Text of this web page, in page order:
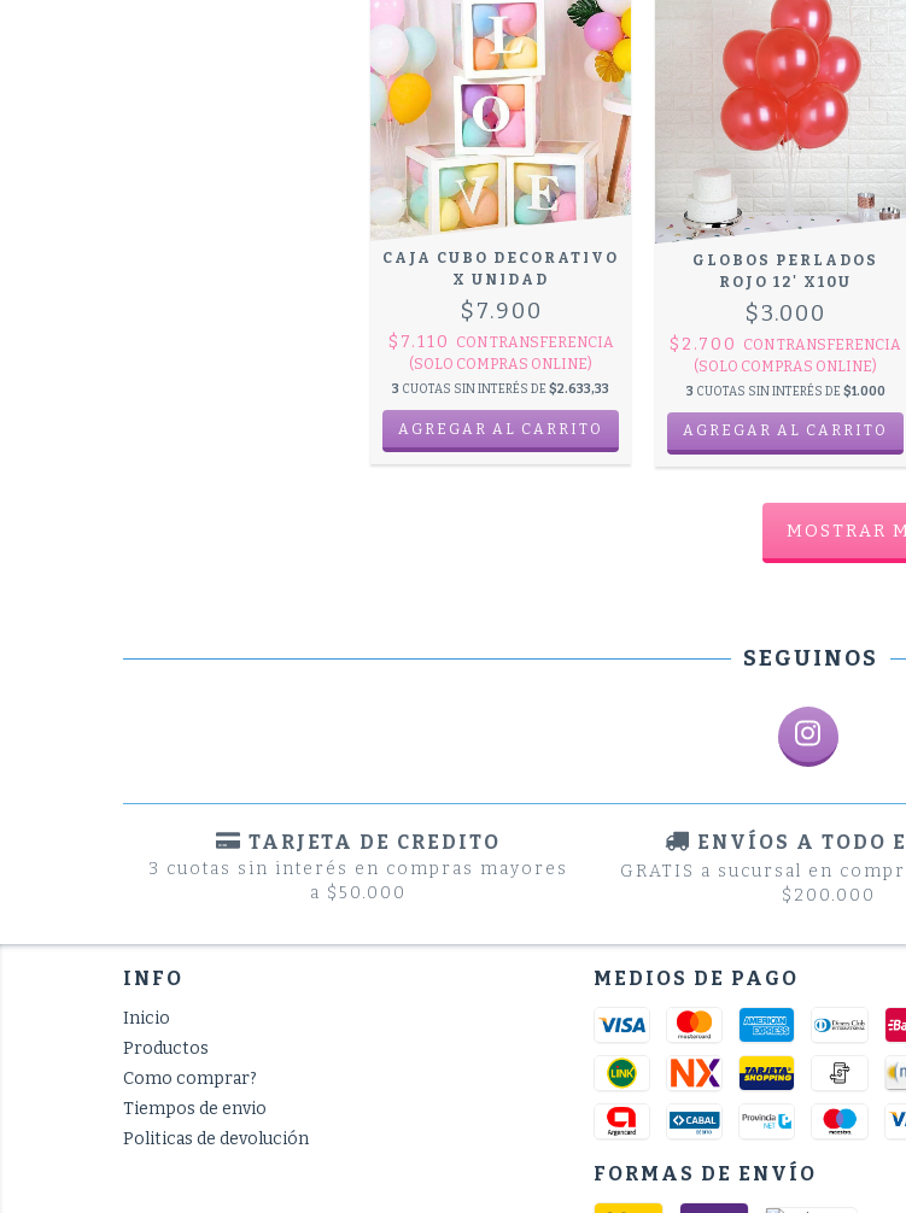
CAJA CUBO DECORATIVO
X UNIDAD
$7.900
$7.110 CONTRANSFERENCIA
(SOLO COMPRAS ONLINE)
3 CUOTAS SIN INTERÉS DE$2.633,33
GLOBOS PERLADOS
ROJO 12' X10U
$3.000
$2.700 CONTRANSFERENCIA
(SOLO COMPRAS ONLINE)
3 CUOTAS SIN INTERÉS DE $1.000
MOSTRAR
SEGUINOS
TARJETA DE CREDITO
3 cuotas sin interés en compras mayores
a $50.000
ENVÍOS A TODO
GRATIS a sucursal en
$200.000
INFO
Inicio
Productos
Como comprar?
Tiempos de envio
Politicas de devolución
MEDIOS DE PAGO
FORMAS DE ENVÍO